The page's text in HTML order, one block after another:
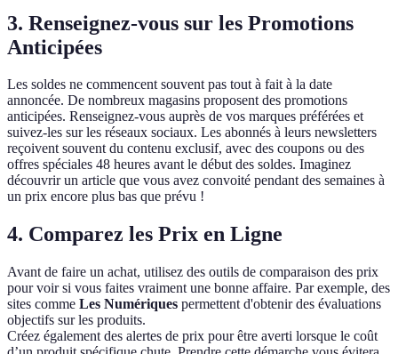
3. Renseignez-vous sur les Promotions
Anticipées
Les soldes ne commencent souvent pas tout à fait à la date
annoncée. De nombreux magasins proposent des promotions
anticipées. Renseignez-vous auprès de vos marques préférées et
suivez-les sur les réseaux sociaux. Les abonnés à leurs newsletters
reçoivent souvent du contenu exclusif, avec des coupons ou des
offres spéciales 48 heures avant le début des soldes. Imaginez
découvrir un article que vous avez convoité pendant des semaines à
un prix encore plus bas que prévu !
4. Comparez les Prix en Ligne
Avant de faire un achat, utilisez des outils de comparaison des prix
pour voir si vous faites vraiment une bonne affaire. Par exemple, des
sites comme Les Numériques permettent d'obtenir des évaluations
objectifs sur les produits.
Créez également des alertes de prix pour être averti lorsque le coût